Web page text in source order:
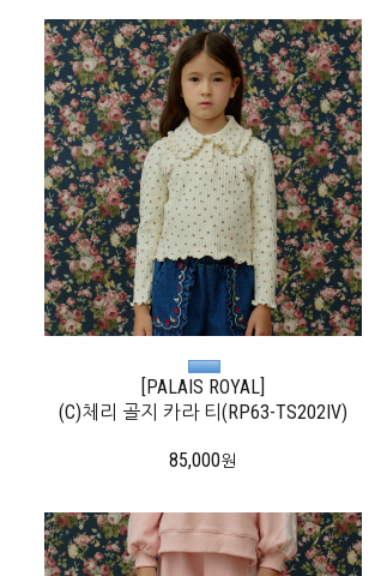
[PALAIS ROYAL]
(C)체리 골지 카라 티(RP63-TS202IV)
85,000원